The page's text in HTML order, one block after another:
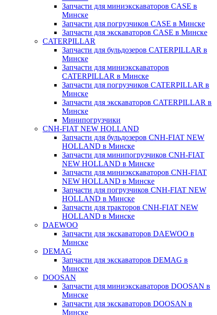
Запчасти для миниэкскаваторов CASE в
Минске
Запчасти для погрузчиков CASE в Минске
Запчасти для экскаваторов CASE в Минске
CATERPILLAR
Запчасти для бульдозеров CATERPILLAR в
Минске
Запчасти для миниэкскаваторов
CATERPILLAR в Минске
Запчасти для погрузчиков CATERPILLAR в
Минске
Запчасти для экскаваторов CATERPILLAR в
Минскe
Минипогрузчики
CNH-FIAT NEW HOLLAND
Запчасти для бульдозеров CNH-FIAT NEW
HOLLAND в Минске
Запчасти для минипогрузчиков CNH-FIAT
NEW HOLLAND в Минске
Запчасти для миниэкскаваторов CNH-FIAT
NEW HOLLAND в Минске
Запчасти для погрузчиков CNH-FIAT NEW
HOLLAND в Минске
Запчасти для тракторов CNH-FIAT NEW
HOLLAND в Минске
DAEWOO
Запчасти для экскаваторов DAEWOO в
Минске
DEMAG
Запчасти для экскаваторов DEMAG в
Минске
DOOSAN
Запчасти для миниэкскаваторов DOOSAN в
Минске
Запчасти для экскаваторов DOOSAN в
Минске